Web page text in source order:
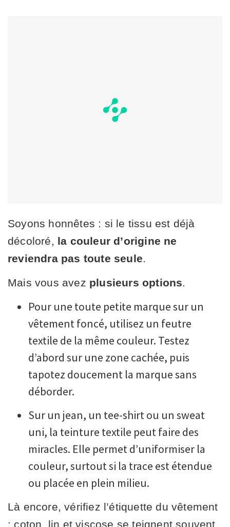
Soyons honnêtes : si le tissu est déjà
décoloré, la couleur d’origine ne
reviendra pas toute seule.
Mais vous avez plusieurs options.
Pour une toute petite marque sur un
vêtement foncé, utilisez un feutre
textile de la même couleur. Testez
d’abord sur une zone cachée, puis
tapotez doucement la marque sans
déborder.
Sur un jean, un tee-shirt ou un sweat
uni, la teinture textile peut faire des
miracles. Elle permet d’uniformiser la
couleur, surtout si la trace est étendue
ou placée en plein milieu.
Là encore, vérifiez l’étiquette du vêtement
: coton, lin et viscose se teignent souvent